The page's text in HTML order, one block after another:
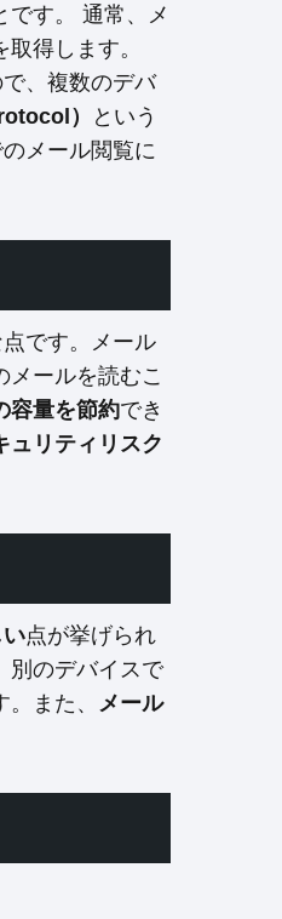
です。 通常、メ
得します。
、複数のデバ
）
という
メール閲覧に
です。メール
メールを読むこ
容量を節約でき
ュリティリスク
点が挙げられ
別のデバイスで
また、 メール